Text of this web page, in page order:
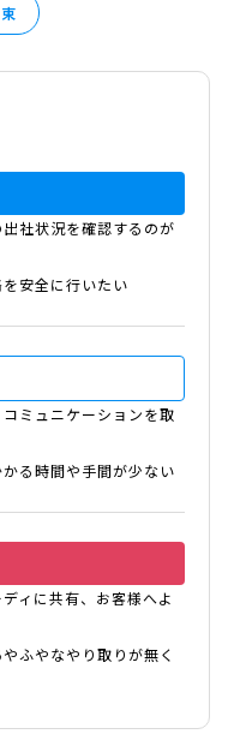
社状況を確認するのが
安全に行いたい
ミュニケーションを取
る時間や手間が少ない
ィに共有、お客様へよ
ふやなやり取りが無く